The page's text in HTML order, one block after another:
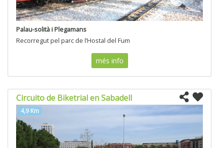
Palau-solità i Plegamans
Recorregut pel parc de l’Hostal del Fum
més info
Circuito de Biketrial en Sabadell
4,9 Km